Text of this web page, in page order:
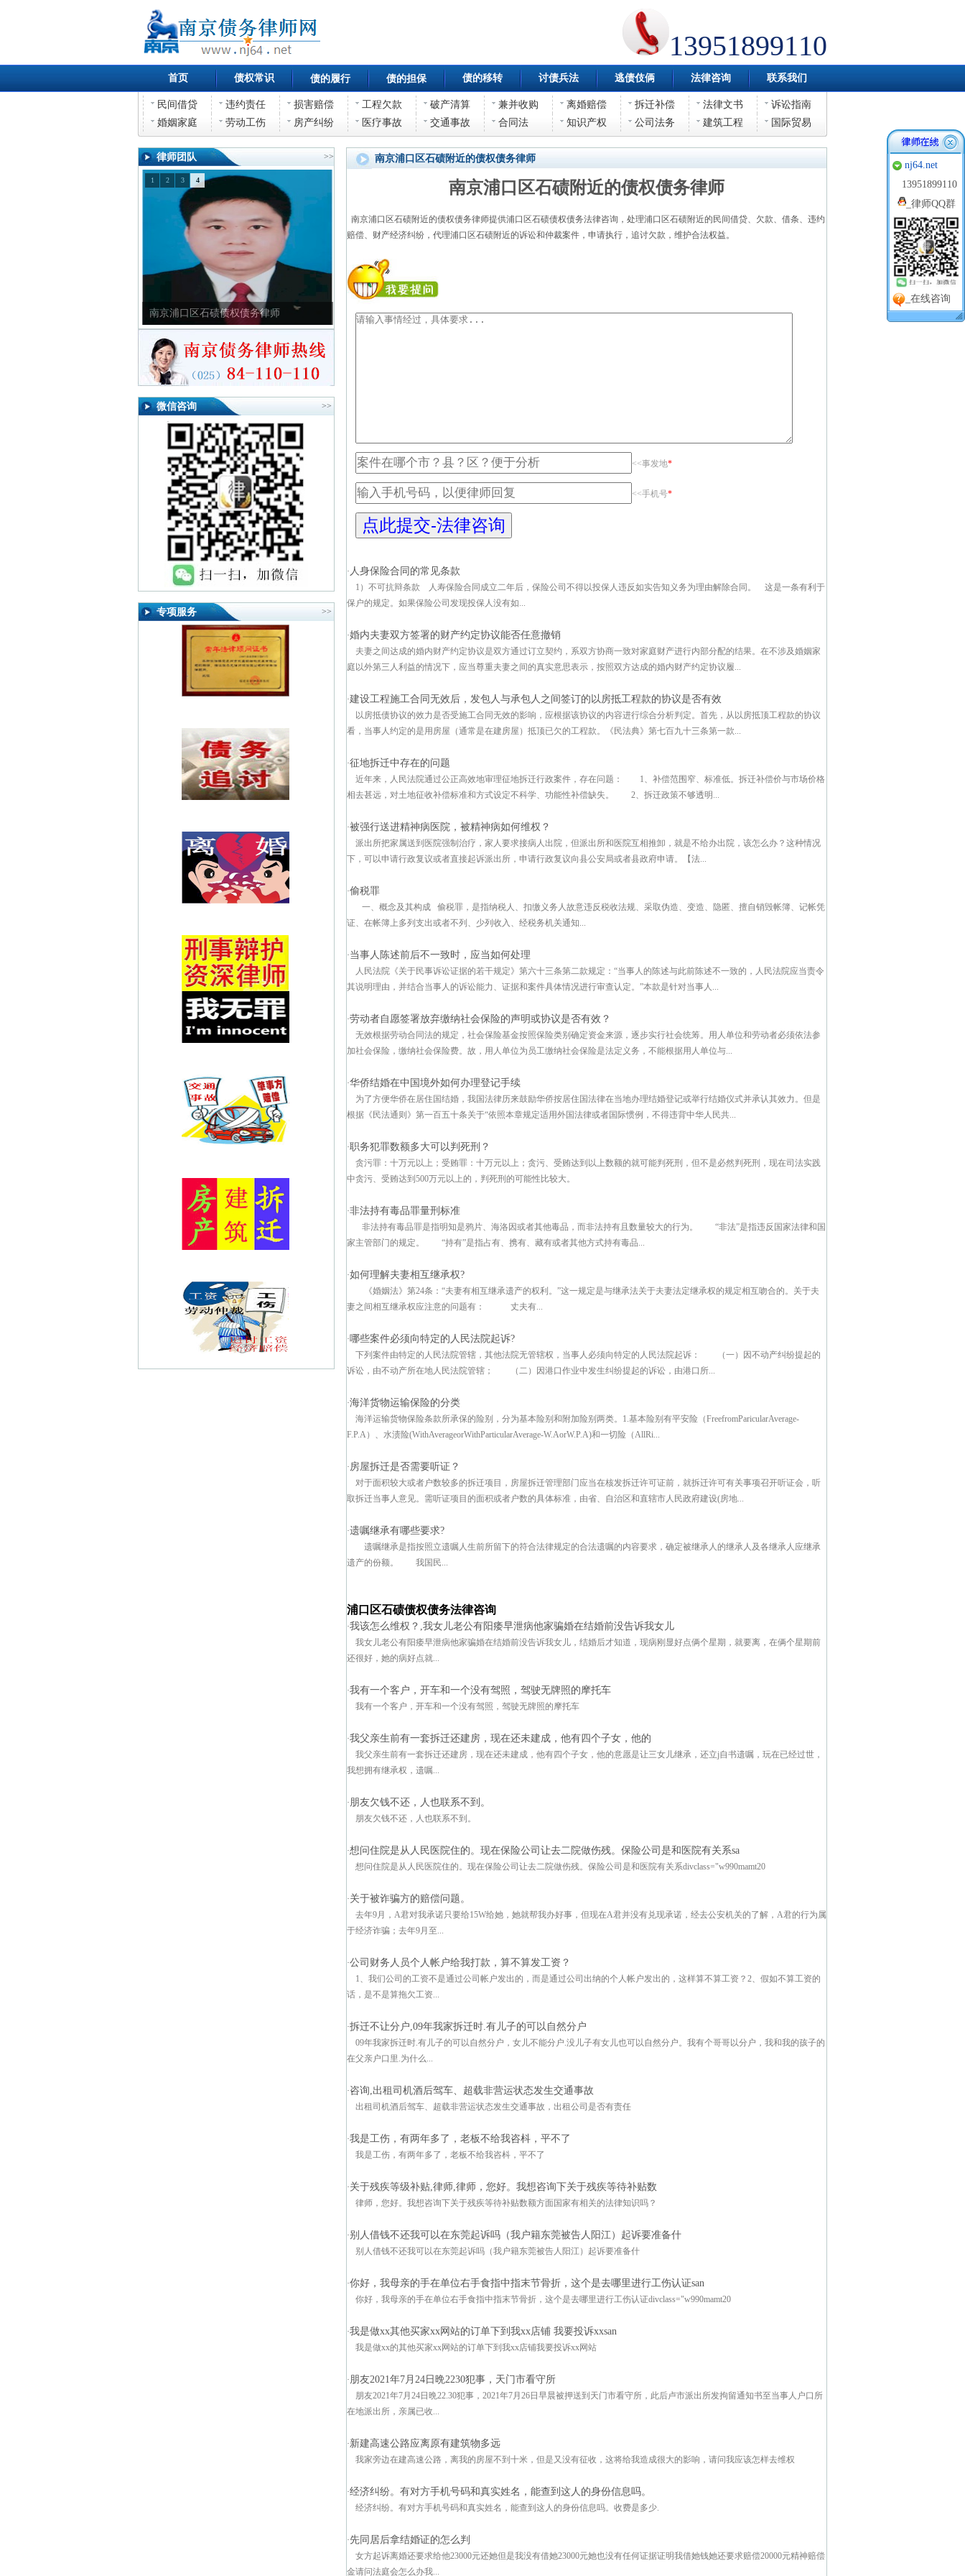
13951899110
首页 债权常识 债的履行 债的担保 债的移转 讨债兵法 逃债伎俩 法律咨询 联系我们
民间借贷 违约责任 损害赔偿 工程欠款 破产清算 兼并收购 离婚赔偿 拆迁补偿 法律文书
诉讼指南
婚姻家庭
劳动工伤 房产纠纷 医疗事故 交通事故 合同法 知识产权 公司法务 建筑工程 国际贸易
律师团队 >>
南京浦口区石碛债权债务律师
1 2 3 4
微信咨询 >>
专项服务 >>
南京浦口区石碛附近的债权债务律师
南京浦口区石碛附近的债权债务律师
南京浦口区石碛附近的债权债务律师提供浦口区石碛债权债务法律咨询，处理浦口区石碛附近的民间借贷、欠款、借条、违约
赔偿、财产经济纠纷，代理浦口区石碛附近的诉讼和仲裁案件，申请执行，追讨欠款，维护合法权益。
<<事发地*
<<手机号*
· 人身保险合同的常见条款
1）不可抗辩条款 人寿保险合同成立二年后，保险公司不得以投保人违反如实告知义务为理由解除合同。 这是一条有利于
保户的规定。如果保险公司发现投保人没有如...
·婚内夫妻双方签署的财产约定协议能否任意撤销
夫妻之间达成的婚内财产约定协议是双方通过订立契约，系双方协商一致对家庭财产进行内部分配的结果。在不涉及婚姻家
庭以外第三人利益的情况下，应当尊重夫妻之间的真实意思表示，按照双方达成的婚内财产约定协议履...
·建设工程施工合同无效后，发包人与承包人之间签订的以房抵工程款的协议是否有效
以房抵债协议的效力是否受施工合同无效的影响，应根据该协议的内容进行综合分析判定。首先，从以房抵顶工程款的协议
看，当事人约定的是用房屋（通常是在建房屋）抵顶已欠的工程款。《民法典》第七百九十三条第一款...
·征地拆迁中存在的问题
近年来，人民法院通过公正高效地审理征地拆迁行政案件，存在问题： 1、补偿范围窄、标准低。拆迁补偿价与市场价格
相去甚远，对土地征收补偿标准和方式设定不科学、功能性补偿缺失。 2、拆迁政策不够透明...
·被强行送进精神病医院，被精神病如何维权？
派出所把家属送到医院强制治疗，家人要求接病人出院，但派出所和医院互相推卸，就是不给办出院，该怎么办？这种情况
下，可以申请行政复议或者直接起诉派出所，申请行政复议向县公安局或者县政府申请。【法...
·偷税罪
一、概念及其构成 偷税罪，是指纳税人、扣缴义务人故意违反税收法规、采取伪造、变造、隐匿、擅自销毁帐簿、记帐凭
证、在帐簿上多列支出或者不列、少列收入、经税务机关通知...
·当事人陈述前后不一致时，应当如何处理
人民法院《关于民事诉讼证据的若干规定》第六十三条第二款规定：“当事人的陈述与此前陈述不一致的，人民法院应当责令
其说明理由，并结合当事人的诉讼能力、证据和案件具体情况进行审查认定。”本款是针对当事人...
·劳动者自愿签署放弃缴纳社会保险的声明或协议是否有效？
无效根据劳动合同法的规定，社会保险基金按照保险类别确定资金来源，逐步实行社会统筹。用人单位和劳动者必须依法参
加社会保险，缴纳社会保险费。故，用人单位为员工缴纳社会保险是法定义务，不能根据用人单位与...
·华侨结婚在中国境外如何办理登记手续
为了方便华侨在居住国结婚，我国法律历来鼓励华侨按居住国法律在当地办理结婚登记或举行结婚仪式并承认其效力。但是
根据《民法通则》第一百五十条关于“依照本章规定适用外国法律或者国际惯例，不得违背中华人民共...
·职务犯罪数额多大可以判死刑？
贪污罪：十万元以上；受贿罪：十万元以上；贪污、受贿达到以上数额的就可能判死刑，但不是必然判死刑，现在司法实践
中贪污、受贿达到500万元以上的，判死刑的可能性比较大。
·非法持有毒品罪量刑标准
非法持有毒品罪是指明知是鸦片、海洛因或者其他毒品，而非法持有且数量较大的行为。 “非法”是指违反国家法律和国
家主管部门的规定。 “持有”是指占有、携有、藏有或者其他方式持有毒品...
·如何理解夫妻相互继承权?
《婚姻法》第24条：“夫妻有相互继承遗产的权利。”这一规定是与继承法关于夫妻法定继承权的规定相互吻合的。关于夫
妻之间相互继承权应注意的问题有： 丈夫有...
·哪些案件必须向特定的人民法院起诉?
下列案件由特定的人民法院管辖，其他法院无管辖权，当事人必须向特定的人民法院起诉： （一）因不动产纠纷提起的
诉讼，由不动产所在地人民法院管辖； （二）因港口作业中发生纠纷提起的诉讼，由港口所...
·海洋货物运输保险的分类
海洋运输货物保险条款所承保的险别，分为基本险别和附加险别两类。1.基本险别有平安险（FreefromParicularAverage-
F.P.A）、水渍险(WithAverageorWithParticularAverage-W.AorW.P.A)和一切险（AllRi...
· 房屋拆迁是否需要听证？
对于面积较大或者户数较多的拆迁项目，房屋拆迁管理部门应当在核发拆迁许可证前，就拆迁许可有关事项召开听证会，听
取拆迁当事人意见。需听证项目的面积或者户数的具体标准，由省、自治区和直辖市人民政府建设(房地...
·遗嘱继承有哪些要求?
遗嘱继承是指按照立遗嘱人生前所留下的符合法律规定的合法遗嘱的内容要求，确定被继承人的继承人及各继承人应继承
遗产的份额。 我国民...
浦口区石碛债权债务法律咨询
·我该怎么维权？,我女儿老公有阳痿早泄病他家骗婚在结婚前没告诉我女儿
我女儿老公有阳痿早泄病他家骗婚在结婚前没告诉我女儿，结婚后才知道，现病刚显好点俩个星期，就要离，在俩个星期前
还很好，她的病好点就...
·我有一个客户，开车和一个没有驾照，驾驶无牌照的摩托车
我有一个客户，开车和一个没有驾照，驾驶无牌照的摩托车
·我父亲生前有一套拆迁还建房，现在还未建成，他有四个子女，他的
我父亲生前有一套拆迁还建房，现在还未建成，他有四个子女，他的意愿是让三女儿继承，还立j自书遗嘱，玩在已经过世，
我想拥有继承权，遗嘱...
· 朋友欠钱不还，人也联系不到。
朋友欠钱不还，人也联系不到。
·想问住院是从人民医院住的。现在保险公司让去二院做伤残。保险公司是和医院有关系sa
想问住院是从人民医院住的。现在保险公司让去二院做伤残。保险公司是和医院有关系divclass="w990mamt20
·关于被诈骗方的赔偿问题。
去年9月，A君对我承诺只要给15W给她，她就帮我办好事，但现在A君并没有兑现承诺，经去公安机关的了解，A君的行为属
于经济诈骗；去年9月至...
·公司财务人员个人帐户给我打款，算不算发工资？
1、我们公司的工资不是通过公司帐户发出的，而是通过公司出纳的个人帐户发出的，这样算不算工资？2、假如不算工资的
话，是不是算拖欠工资...
·拆迁不让分户,09年我家拆迁时.有儿子的可以自然分户
09年我家拆迁时.有儿子的可以自然分户，女儿不能分户.没儿子有女儿也可以自然分户。我有个哥哥以分户，我和我的孩子的
在父亲户口里.为什么...
·咨询,出租司机酒后驾车、超载非营运状态发生交通事故
出租司机酒后驾车、超载非营运状态发生交通事故，出租公司是否有责任
·我是工伤，有两年多了，老板不给我咨枓，平不了
我是工伤，有两年多了，老板不给我咨枓，平不了
·关于残疾等级补贴,律师,律师，您好。我想咨询下关于残疾等待补贴数
律师，您好。我想咨询下关于残疾等待补贴数额方面国家有相关的法律知识吗？
·别人借钱不还我可以在东莞起诉吗（我户籍东莞被告人阳江）起诉要准备什
别人借钱不还我可以在东莞起诉吗（我户籍东莞被告人阳江）起诉要准备什
·你好，我母亲的手在单位右手食指中指末节骨折，这个是去哪里进行工伤认证san
你好，我母亲的手在单位右手食指中指末节骨折，这个是去哪里进行工伤认证divclass="w990mamt20
·我是做xx其他买家xx网站的订单下到我xx店铺 我要投诉xxsan
我是做xx的其他买家xx网站的订单下到我xx店铺我要投诉xx网站
· 朋友2021年7月24日晩2230犯事，天门市看守所
朋友2021年7月24日晩22.30犯事，2021年7月26日早晨被押送到天门市看守所，此后卢市派出所发拘留通知书至当事人户口所
在地派出所，亲属已收...
·新建高速公路应离原有建筑物多远
我家旁边在建高速公路，离我的房屋不到十米，但是又没有征收，这将给我造成很大的影响，请问我应该怎样去维权
·经济纠纷。有对方手机号码和真实姓名，能查到这人的身份信息吗。
经济纠纷。有对方手机号码和真实姓名，能查到这人的身份信息吗。收费是多少.
·先同居后拿结婚证的怎么判
女方起诉离婚还要求给他23000元还她但是我没有借她23000元她也没有任何证据证明我借她钱她还要求赔偿20000元精神赔偿
金请问法庭会怎么办我...
nj64.net
13951899110
_ 律师QQ群
_在线咨询